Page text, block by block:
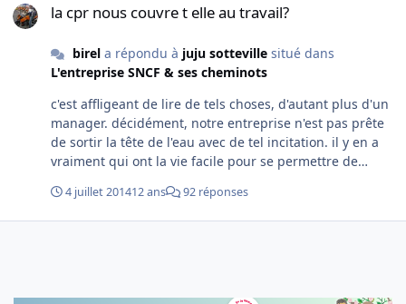
de la validité d'un AT, elle n'a d'ailleurs pas l'info, c'est
subissent les conséquences.
la cpr nous couvre t elle au travail?
birela répondu à juju sottevillesitué dans
L'entreprise SNCF & ses cheminots
c'est affligeant de lire de tels choses, d'autant plus d'un
manager. décidément, notre entreprise n'est pas prête
de sortir la tête de l'eau avec de tel incitation. il y en a
vraiment qui ont la vie facile pour se permettre de
(vous pensez aussi aux AT pour agression physique des
agents escale et ventes en cas de suppression de
plaques, ..... bref toujours les autres, jamais de votre
4 juillet 201412 ans 92 réponses